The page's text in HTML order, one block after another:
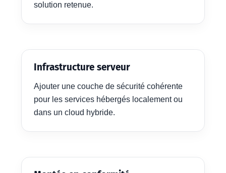
solution retenue.
Infrastructure serveur
Ajouter une couche de sécurité cohérente
pour les services hébergés localement ou
dans un cloud hybride.